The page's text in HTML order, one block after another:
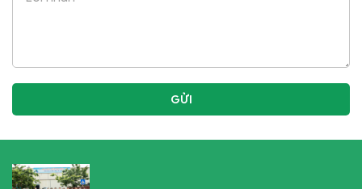
GỬI